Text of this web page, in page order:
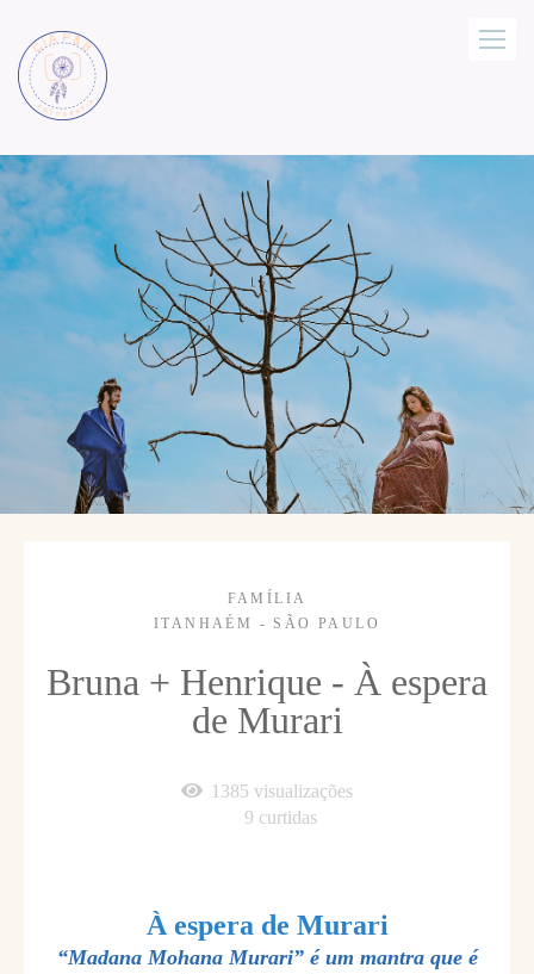
FAMÍLIA
ITANHAÉM - SÃO PAULO
Bruna + Henrique - À espera
de Murari
1385 visualizações
9 curtidas
À espera de Murari
“Madana Mohana Murari” é um mantra que é